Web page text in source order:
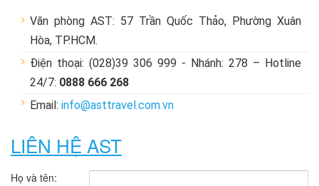
Văn phòng AST: 57 Trần Quốc Thảo, Phường Xuân
Hòa, TP.HCM.
Điện thoại: (028)39 306 999 - Nhánh: 278 – Hotline
24/7: 0888 666 268
Email: info@asttravel.com.vn
LIÊN HỆ AST
Họ và tên: